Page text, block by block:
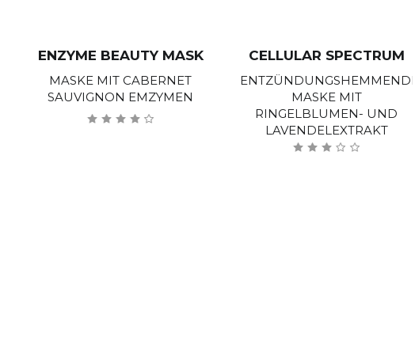
ENZYME BEAUTY MASK
MASKE MIT CABERNET
SAUVIGNON EMZYMEN
CELLULAR SPECTRUM
ENTZÜNDUNGSHEMMENDE
MASKE MIT
RINGELBLUMEN- UND
LAVENDELEXTRAKT